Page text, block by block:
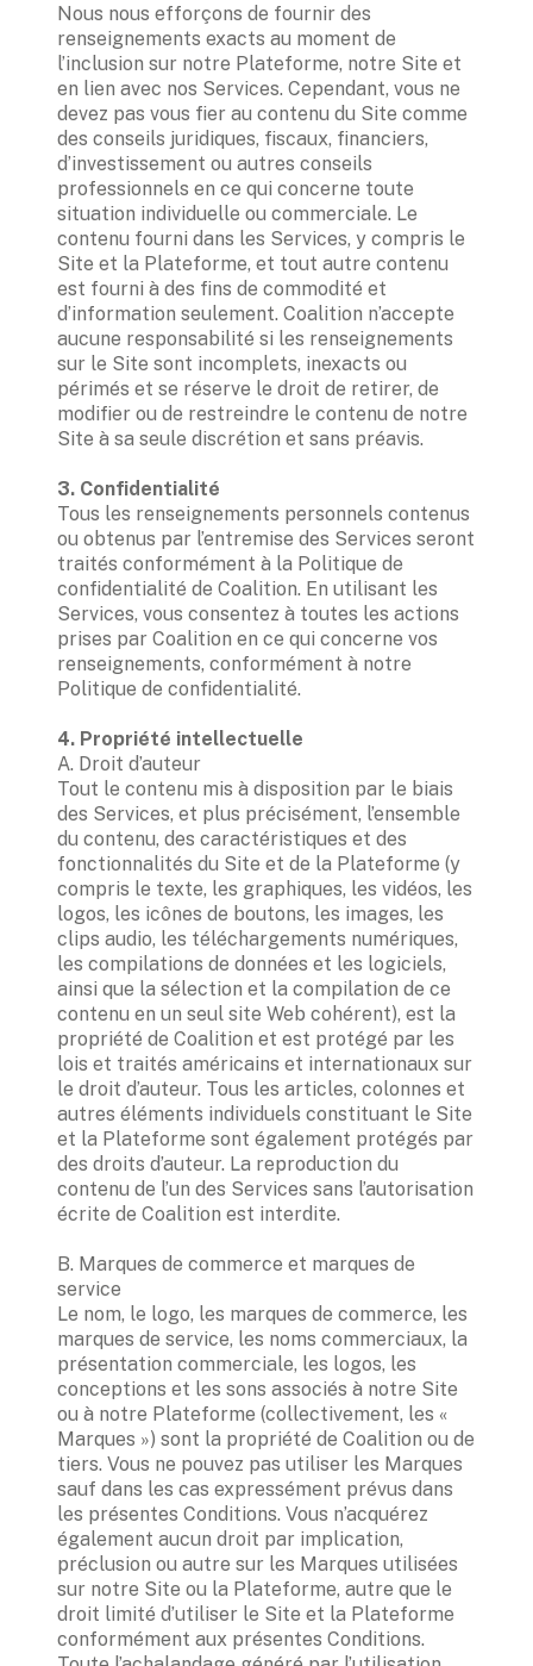
Nous nous efforçons de fournir des
renseignements exacts au moment de
l’inclusion sur notre Plateforme, notre Site et
en lien avec nos Services. Cependant, vous ne
devez pas vous fier au contenu du Site comme
des conseils juridiques, fiscaux, financiers,
d’investissement ou autres conseils
professionnels en ce qui concerne toute
situation individuelle ou commerciale. Le
contenu fourni dans les Services, y compris le
Site et la Plateforme, et tout autre contenu
est fourni à des fins de commodité et
d’information seulement. Coalition n’accepte
aucune responsabilité si les renseignements
sur le Site sont incomplets, inexacts ou
périmés et se réserve le droit de retirer, de
modifier ou de restreindre le contenu de notre
Tous les renseignements personnels contenus
ou obtenus par l’entremise des Services seront
traités conformément à la Politique de
confidentialité de Coalition. En utilisant les
Services, vous consentez à toutes les actions
prises par Coalition en ce qui concerne vos
renseignements, conformément à notre
Politique de confidentialité.
4. Propriété intellectuelle
A. Droit d’auteur
Tout le contenu mis à disposition par le biais
des Services, et plus précisément, l’ensemble
du contenu, des caractéristiques et des
fonctionnalités du Site et de la Plateforme (y
compris le texte, les graphiques, les vidéos, les
logos, les icônes de boutons, les images, les
clips audio, les téléchargements numériques,
les compilations de données et les logiciels,
ainsi que la sélection et la compilation de ce
contenu en un seul site Web cohérent), est la
propriété de Coalition et est protégé par les
lois et traités américains et internationaux sur
le droit d’auteur. Tous les articles, colonnes et
autres éléments individuels constituant le Site
et la Plateforme sont également protégés par
des droits d’auteur. La reproduction du
contenu de l’un des Services sans l’autorisation
écrite de Coalition est interdite.
B. Marques de commerce et marques de
service
Le nom, le logo, les marques de commerce, les
marques de service, les noms commerciaux, la
présentation commerciale, les logos, les
conceptions et les sons associés à notre Site
ou à notre Plateforme (collectivement, les «
Marques ») sont la propriété de Coalition ou de
tiers. Vous ne pouvez pas utiliser les Marques
sauf dans les cas expressément prévus dans
les présentes Conditions. Vous n’acquérez
également aucun droit par implication,
préclusion ou autre sur les Marques utilisées
sur notre Site ou la Plateforme, autre que le
droit limité d’utiliser le Site et la Plateforme
conformément aux présentes Conditions.